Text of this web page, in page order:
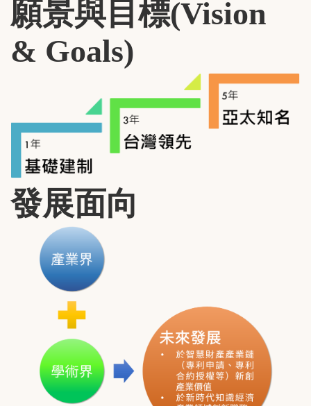
願景與目標(Vision
& Goals)
發展面向